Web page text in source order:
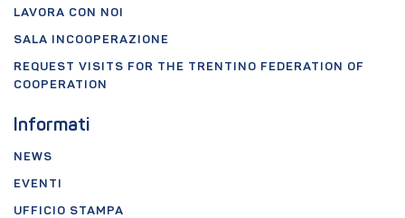
LAVORA CON NOI
SALA INCOOPERAZIONE
REQUEST VISITS FOR THE TRENTINO FEDERATION OF
COOPERATION
Informati
NEWS
EVENTI
UFFICIO STAMPA